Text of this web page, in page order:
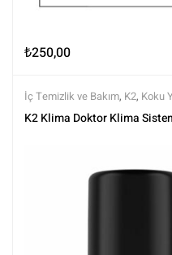
₺250,00
İç Temizlik ve Bakım, K2, Koku
Tüm Ürünler,Tüm Ürünler
K2 Klima Doktor Klima